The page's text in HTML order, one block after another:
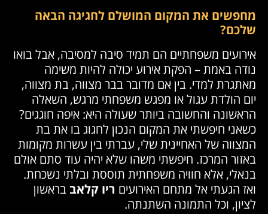
מחפשים את המקום המושלם לחגיגה הבאה
שלכם?
אירועים משפחתיים הם תמיד סיבה למסיבה, אבל בואו
נודה באמת – הפקת אירוע יכולה להיות משימה
מאתגרת למדי. בין אם מדובר בבר מצווה, בת מצווה,
יום הולדת עגול או מפגש משפחתי מרגש, השאלה
הראשונה והחשובה ביותר שעולה היא: איפה חוגגים?
כשאני חיפשתי את המקום הנכון לחגוג בו את בת
המצווה של האחיינית שלי, עברתי בין עשרות מקומות
באזור המרכז. חיפשתי משהו שלא יהיה עוד סתם אולם
בנאלי, אלא חוויה משפחתית תוססת ובלתי נשכחת.
ואז הגעתי אל מתחם האירועים ריו קלאב בראשון
לציון, וכל התמונה השתנתה.